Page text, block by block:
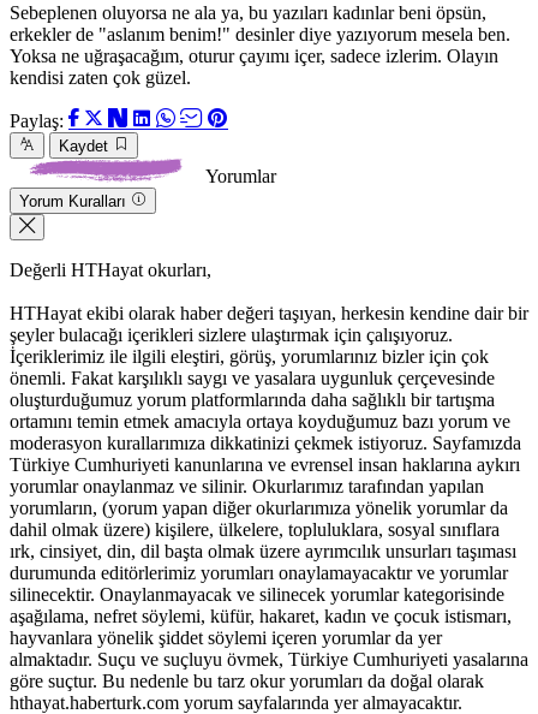
Sebeplenen oluyorsa ne ala ya, bu yazıları kadınlar beni öpsün,
erkekler de "aslanım benim!" desinler diye yazıyorum mesela ben.
Yoksa ne uğraşacağım, oturur çayımı içer, sadece izlerim. Olayın
kendisi zaten çok güzel.
Paylaş:
Kaydet
Yorumlar
Yorum Kuralları
Değerli HTHayat okurları,
HTHayat ekibi olarak haber değeri taşıyan, herkesin kendine dair bir
şeyler bulacağı içerikleri sizlere ulaştırmak için çalışıyoruz.
İçeriklerimiz ile ilgili eleştiri, görüş, yorumlarınız bizler için çok
önemli. Fakat karşılıklı saygı ve yasalara uygunluk çerçevesinde
oluşturduğumuz yorum platformlarında daha sağlıklı bir tartışma
ortamını temin etmek amacıyla ortaya koyduğumuz bazı yorum ve
moderasyon kurallarımıza dikkatinizi çekmek istiyoruz. Sayfamızda
Türkiye Cumhuriyeti kanunlarına ve evrensel insan haklarına aykırı
yorumlar onaylanmaz ve silinir. Okurlarımız tarafından yapılan
yorumların, (yorum yapan diğer okurlarımıza yönelik yorumlar da
dahil olmak üzere) kişilere, ülkelere, topluluklara, sosyal sınıflara
ırk, cinsiyet, din, dil başta olmak üzere ayrımcılık unsurları taşıması
durumunda editörlerimiz yorumları onaylamayacaktır ve yorumlar
silinecektir. Onaylanmayacak ve silinecek yorumlar kategorisinde
aşağılama, nefret söylemi, küfür, hakaret, kadın ve çocuk istismarı,
hayvanlara yönelik şiddet söylemi içeren yorumlar da yer
almaktadır. Suçu ve suçluyu övmek, Türkiye Cumhuriyeti yasalarına
göre suçtur. Bu nedenle bu tarz okur yorumları da doğal olarak
hthayat.haberturk.com yorum sayfalarında yer almayacaktır.